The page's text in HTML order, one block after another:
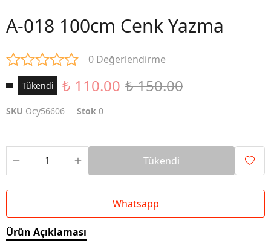
A-018 100cm Cenk Yazma
0 Değerlendirme
Tükendi ₺ 110.00 ₺ 150.00
SKU Ocy56606 Stok 0
Tükendi
Whatsapp
Ürün Açıklaması